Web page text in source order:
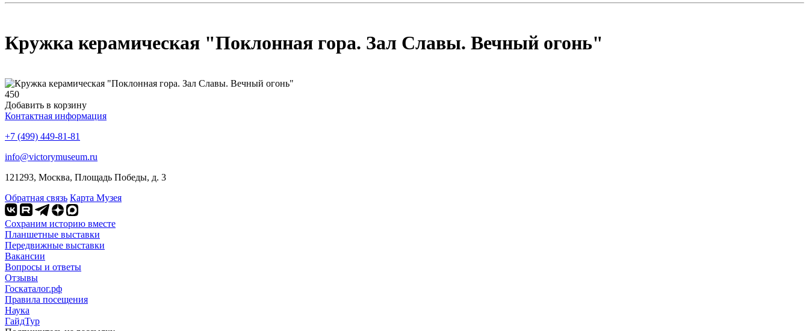
Кружка керамическая "Поклонная гора. Зал Славы. Вечный огонь"
450
Добавить в корзину
Контактная информация
+7 (499) 449-81-81
info@victorymuseum.ru
121293, Москва, Площадь Победы, д. 3
Обратная связь Карта Музея
Сохраним историю вместе
Планшетные выставки
Передвижные выставки
Вакансии
Вопросы и ответы
Отзывы
Госкаталог.рф
Правила посещения
Наука
ГайдТур